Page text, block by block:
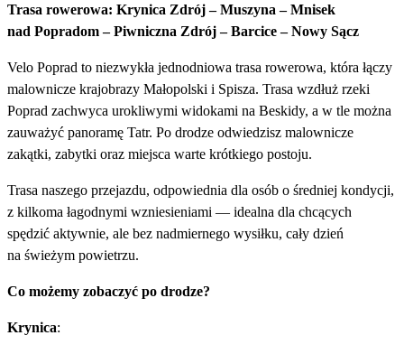
Trasa rowerowa: Krynica Zdrój – Muszyna – Mnisek
nad Popradom – Piwniczna Zdrój – Barcice – Nowy Sącz
Velo Poprad to niezwykła jednodniowa trasa rowerowa, która łączy
malownicze krajobrazy Małopolski i Spisza. Trasa wzdłuż rzeki
Poprad zachwyca urokliwymi widokami na Beskidy, a w tle można
zauważyć panoramę Tatr. Po drodze odwiedzisz malownicze
zakątki, zabytki oraz miejsca warte krótkiego postoju.
Trasa naszego przejazdu, odpowiednia dla osób o średniej kondycji,
z kilkoma łagodnymi wzniesieniami — idealna dla chcących
spędzić aktywnie, ale bez nadmiernego wysiłku, cały dzień
na świeżym powietrzu.
Co możemy zobaczyć po drodze?
Krynica: